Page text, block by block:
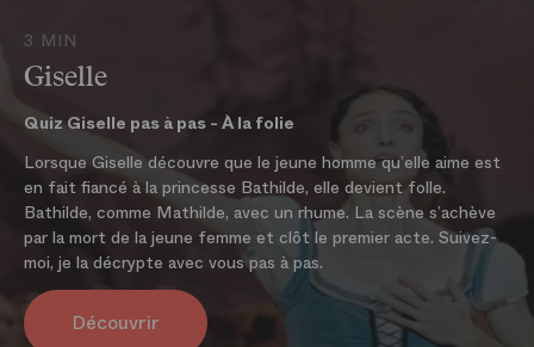
portée sur la machinerie et l’éclairage, afin de créer une impression
d’illusion et de mystère (rideaux de gaze), la longueur des tutus
blancs en mousseline de soie donnant l’impression que la ballerine
flotte, sont également des caractéristiques qui font de cette
oeuvre le ballet romantique par excellence.
ACHETER LE PROGRAMME
En ligne
Sur boutique.operadeparis.fr
3 MIN
Giselle
Quiz Giselle pas à pas - À la folie
Lorsque Giselle découvre que le jeune homme qu’elle aime est
en fait fiancé à la princesse Bathilde, elle devient folle.
Bathilde, comme Mathilde, avec un rhume. La scène s’achève
par la mort de la jeune femme et clôt le premier acte. Suivez-
moi, je la décrypte avec vous pas à pas.
Découvrir